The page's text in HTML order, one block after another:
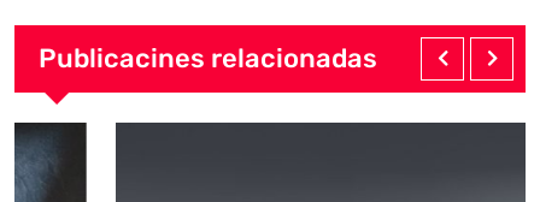
Publicacines relacionadas